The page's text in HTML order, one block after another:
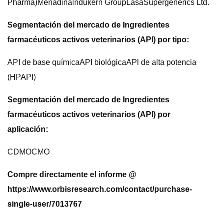
Pharma)Menadinalndukern GroupLasaSupergenerics Ltd.
Segmentación del mercado de Ingredientes
farmacéuticos activos veterinarios (API) por tipo:
API de base químicaAPI biológicaAPl de alta potencia
(HPAPI)
Segmentación del mercado de Ingredientes
farmacéuticos activos veterinarios (API) por
aplicación:
CDMOCMO
Compre directamente el informe @
https://www.orbisresearch.com/contact/purchase-
single-user/7013767